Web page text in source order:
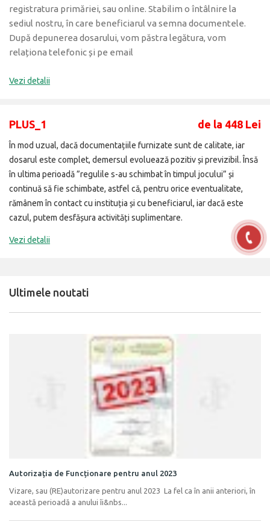
registratura primăriei, sau online. Stabilim o întâlnire la
sediul nostru, în care beneficiarul va semna documentele.
După depunerea dosarului, vom păstra legătura, vom
relaționa telefonic și pe email
Vezi detalii
PLUS_1 de la 448 Lei
În mod uzual, dacă documentațiile furnizate sunt de calitate, iar
dosarul este complet, demersul evoluează pozitiv și previzibil. Însă
în ultima perioadă ”regulile s-au schimbat în timpul jocului” și
continuă să fie schimbate, astfel că, pentru orice eventualitate,
rămânem în contact cu instituția și cu beneficiarul, iar dacă este
cazul, putem desfășura activități suplimentare.
Vezi detalii
Ultimele noutati
Autorizația de Funcționare pentru anul 2023
Vizare, sau (RE)autorizare pentru anul 2023 La fel ca în anii anteriori, în
această perioadă a anului îi&nbs...